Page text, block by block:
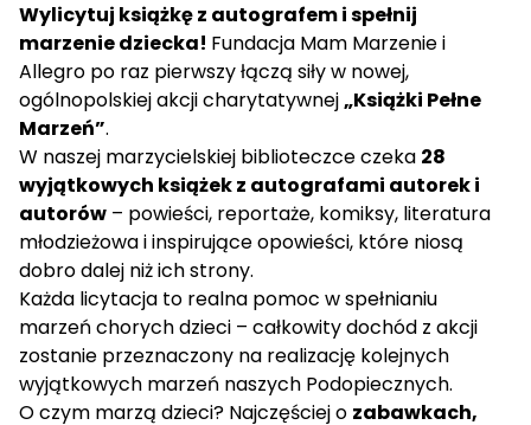
Wylicytuj książkę z autografem i spełnij
marzenie dziecka! Fundacja Mam Marzenie i
Allegro po raz pierwszy łączą siły w nowej,
ogólnopolskiej akcji charytatywnej„Książki Pełne
Marzeń”.
W naszej marzycielskiej biblioteczce czeka 28
wyjątkowych książek z autografami autorek i
autorów – powieści, reportaże, komiksy, literatura
młodzieżowa i inspirujące opowieści, które niosą
dobro dalej niż ich strony.
Każda licytacja to realna pomoc w spełnianiu
marzeń chorych dzieci – całkowity dochód z akcji
zostanie przeznaczony na realizację kolejnych
wyjątkowych marzeń naszych Podopiecznych.
O czym marzą dzieci? Najczęściej o zabawkach,